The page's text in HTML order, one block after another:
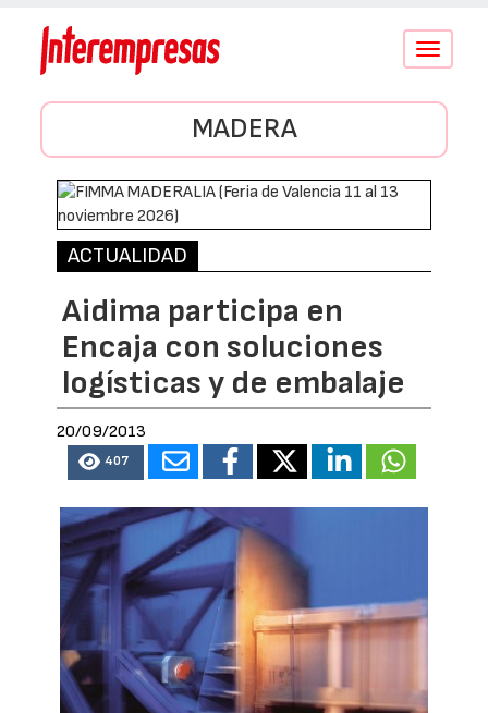
Conmutar
MADERA
ACTUALIDAD
Aidima participa en
Encaja con soluciones
logísticas y de embalaje
20/09/2013
407